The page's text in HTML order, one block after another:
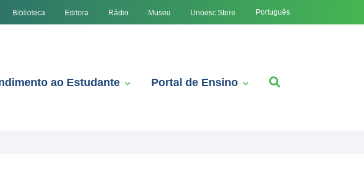
Biblioteca Editora Rádio Museu Unoesc Store Português
ao Estudante Portal de Ensino